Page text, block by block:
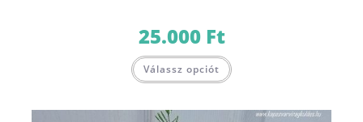
25.000 Ft
Válassz opciót